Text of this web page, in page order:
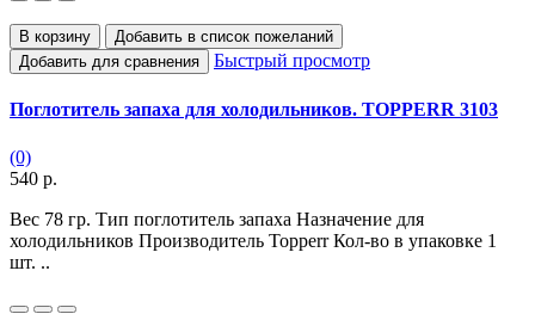
В корзину
Добавить в список пожеланий
Добавить для сравнения
Быстрый просмотр
Поглотитель запаха для холодильников. TOPPERR 3103
(0)
540 р.
Вес 78 гр. Тип поглотитель запаха Назначение для
холодильников Производитель Topperr Кол-во в упаковке 1
шт. ..